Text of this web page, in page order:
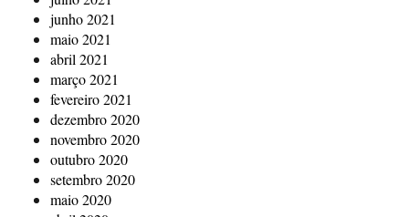
junho 2021
maio 2021
abril 2021
março 2021
fevereiro 2021
dezembro 2020
novembro 2020
outubro 2020
setembro 2020
maio 2020